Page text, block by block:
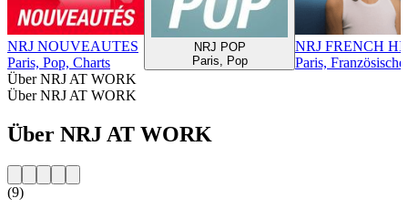
NRJ NOUVEAUTES
Paris, Pop, Charts
NRJ POP
Paris, Pop
NRJ FRENCH
Paris,
Über NRJ AT WORK
Über NRJ AT WORK
Über NRJ AT WORK
(9)